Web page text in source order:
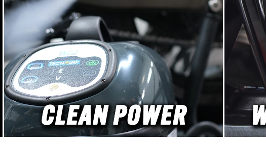
Lake Country SDO на
Chemical-Shark.de
пяна на SDO и
подложки
постоянна полировъчна
и висока
Дори при голям ход
осциляционна честота,
Rupes LHR21e Mark III,
остават
и работят плавно.
са налични в 3
вида пяна Син: За
рязък, премахване на
спирали и окисление.
за ексцентрикови и принудително
ексцентрикови полировъчни
машини като Rupes BigFoot Mark
LHR12/15/21, LK900e и Flex XFE/XCE
Полировъчните гъби са
предназначени за работа с високо
производителни гъбички на
ексцентрикови машини, като
например от Rupes, Makita, Flex и
т.н. В комбинация с Medium Cut и
Heavy Cut полиращи пасти от Rupes,
Sonax, 3D и Meguiars, мощните
полировъчни гъби извеждат всички
предимства на преден план и
позволяват ефективна работа по